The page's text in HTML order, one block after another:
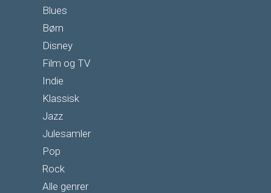
Blues
Børn
Disney
Film og TV
Indie
Klassisk
Jazz
Julesamler
Pop
Rock
Alle genrer